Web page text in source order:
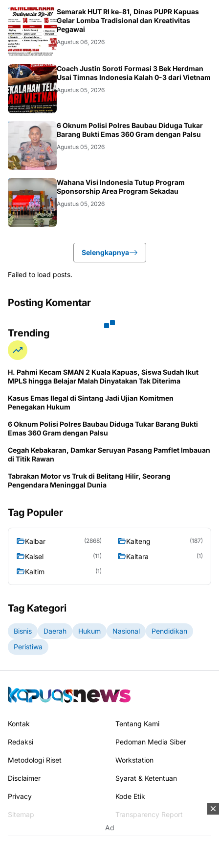
DAERAH
Semarak HUT RI ke-81, Dinas PUPR Kapuas
Gelar Lomba Tradisional dan Kreativitas
Pegawai
Agustus 06, 2026
JAKARTA
Coach Justin Soroti Formasi 3 Bek Herdman
Usai Timnas Indonesia Kalah 0-3 dari Vietnam
Agustus 05, 2026
BAUBAU
6 Oknum Polisi Polres Baubau Diduga Tukar
Barang Bukti Emas 360 Gram dengan Palsu
Agustus 05, 2026
KALBAR
Wahana Visi Indonesia Tutup Program
Sponsorship Area Program Sekadau
Agustus 05, 2026
Selengkapnya
Failed to load posts.
Posting Komentar
Trending
H. Pahmi Kecam SMAN 2 Kuala Kapuas, Siswa Sudah Ikut
MPLS hingga Belajar Malah Dinyatakan Tak Diterima
Kasus Emas Ilegal di Sintang Jadi Ujian Komitmen
Penegakan Hukum
6 Oknum Polisi Polres Baubau Diduga Tukar Barang Bukti
Emas 360 Gram dengan Palsu
Cegah Kebakaran, Damkar Seruyan Pasang Pamflet Imbauan
di Titik Rawan
Tabrakan Motor vs Truk di Belitang Hilir, Seorang
Pengendara Meninggal Dunia
Tag Populer
Kalbar (2868) Kalteng (187)
Kalsel (11) Kaltara (1)
Kaltim (1)
Tag Kategori
Bisnis Daerah Hukum Nasional
Pendidikan
Peristiwa
Ad
Kontak Tentang Kami
Redaksi Pedoman Media Siber
Metodologi Riset Workstation
Disclaimer Syarat & Ketentuan
Privacy Kode Etik
Sitemap Transparency Report